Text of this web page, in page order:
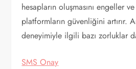
hesapların oluşmasını engeller
platformların güvenliğini artırır.
deneyimiyle ilgili bazı zorluklar
SMS Onay